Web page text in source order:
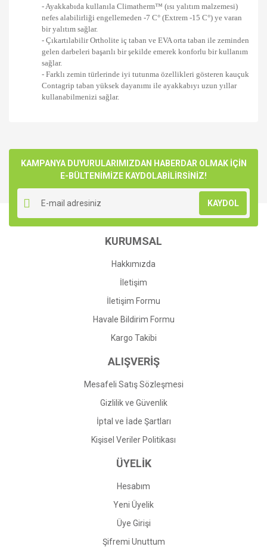
- Ayakkabıda kullanıla Climatherm™ (ısı yalıtım malzemesi)
nefes alabilirliği engellemeden -7 C° (Extrem -15 C°) ye varan
bir yalıtım sağlar.
- Çıkartılabilir Ortholite iç taban ve EVA orta taban ile zeminden
gelen darbeleri başarılı bir şekilde emerek konforlu bir kullanım
sağlar.
- Farklı zemin türlerinde iyi tutunma özellikleri gösteren kauçuk
Contagrip taban yüksek dayanımı ile ayakkabıyı uzun yıllar
kullanabilmenizi sağlar.
Yorum Yaz
kullanarak tarafımıza iletebilirsiniz.
Görüş ve önerileriniz için teşekkür ederiz.
Ürün resmi kalitesiz, bozuk veya görüntülenemiyor.
Ürün açıklamasında eksik bilgiler bulunuyor.
Ürün bilgilerinde hatalar bulunuyor.
Ürün fiyatı diğer sitelerden daha pahalı.
Gönder
KAMPANYA DUYURULARIMIZDAN HABERDAR OLMAK İÇİN
E-BÜLTENİMİZE KAYDOLABİLİRSİNİZ!
KAYDOL
KURUMSAL
Hakkımızda
İletişim
İletişim Formu
Havale Bildirim Formu
Kargo Takibi
ALIŞVERİŞ
Mesafeli Satış Sözleşmesi
Gizlilik ve Güvenlik
İptal ve İade Şartları
Kişisel Veriler Politikası
ÜYELİK
Hesabım
Yeni Üyelik
Üye Girişi
Şifremi Unuttum